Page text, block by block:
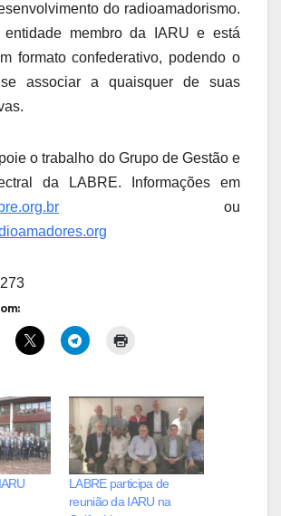
do radioamadorismo.
membro da IARU e está
formato confederativo, podendo o
se associar a quaisquer de suas
o trabalho do Grupo de Gestão e
da LABRE. Informações em
ou
LABRE participa de
reunião da IARU na